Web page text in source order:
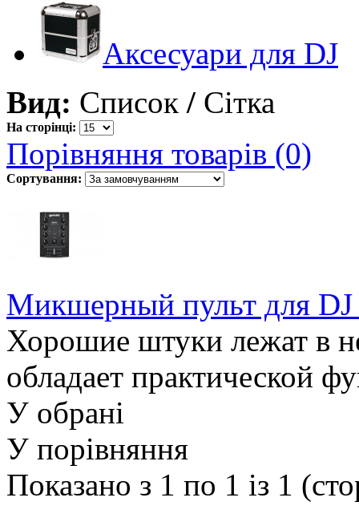
Аксесуари для DJ
Вид: Список / Сітка
На сторінці:
Порівняння товарів (0)
Сортування:
Микшерный пульт для
Хорошие штуки лежат в
обладает практической
У обрані
У порівняння
Показано з 1 по 1 із 1